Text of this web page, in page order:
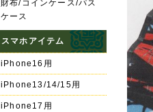
財布/コインケース/パス
ケース
スマホアイテム
iPhone16用
iPhone13/14/15用
iPhone17用